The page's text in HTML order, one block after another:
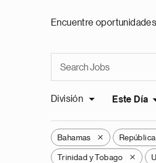
Encuentre
División Este Día
Bahamas X
Trinidad y Tobago X